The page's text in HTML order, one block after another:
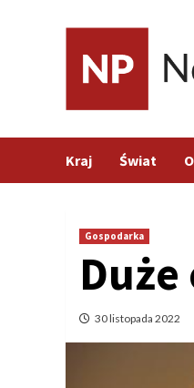
Kraj Świat
Gospodarka
30 listopada 2022